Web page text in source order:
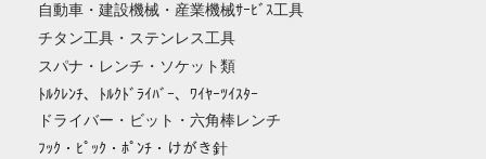
自動車・建設機械・産業機械ｻｰﾋﾞｽ工具
チタン工具・ステンレス工具
スパナ・レンチ・ソケット類
ﾄﾙｸﾚﾝﾁ、ﾄﾙｸﾄﾞﾗｲﾊﾞｰ、ﾜｲﾔｰﾂｲｽﾀｰ
ドライバー・ビット・六角棒レンチ
ﾌｯｸ・ﾋﾟｯｸ・ﾎﾟﾝﾁ・けがき針